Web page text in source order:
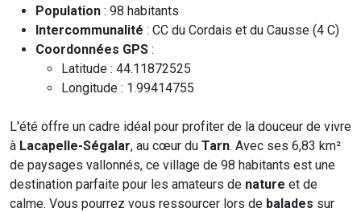
Population : 98 habitants
Intercommunalité : CC du Cordais et du Causse (4 C)
Coordonnées GPS :
Latitude : 44.11872525
Longitude : 1.99414755
L'été offre un cadre idéal pour profiter de la douceur de vivre
à Lacapelle-Ségalar, au cœur du Tarn. Avec ses 6,83 km²
de paysages vallonnés, ce village de 98 habitants est une
destination parfaite pour les amateurs de nature et de
calme. Vous pourrez vous ressourcer lors de balades sur